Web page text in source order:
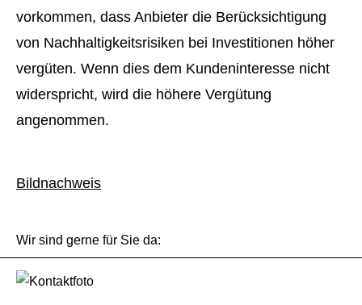
vorkommen, dass Anbieter die Berücksichtigung
von Nachhaltigkeitsrisiken bei Investitionen höher
vergüten. Wenn dies dem Kundeninteresse nicht
widerspricht, wird die höhere Vergütung
angenommen.
Bildnachweis
Wir sind gerne für Sie da: